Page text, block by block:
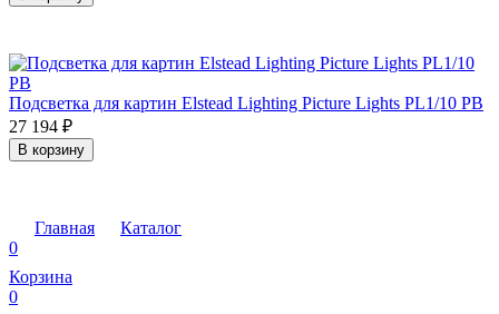
Подсветка для картин Elstead Lighting Picture Lights PL1/10 PB
27 194 ₽
В корзину
Главная
Каталог
0
Корзина
0